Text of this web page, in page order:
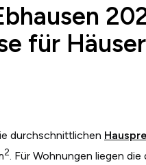
für
durchschnittlichen
2. Für Wohnungen liegen